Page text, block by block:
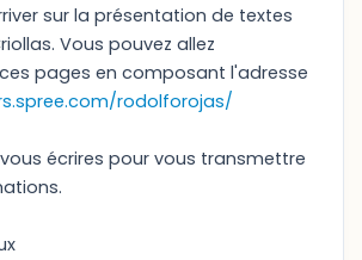
sur la présentation de textes
Vous pouvez allez
pages en composant l'adresse
rodolforojas/
écrires pour vous transmettre